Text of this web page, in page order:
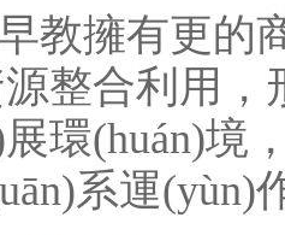
教擁有更的
整合利用，
環(huán)境
系運(yùn)